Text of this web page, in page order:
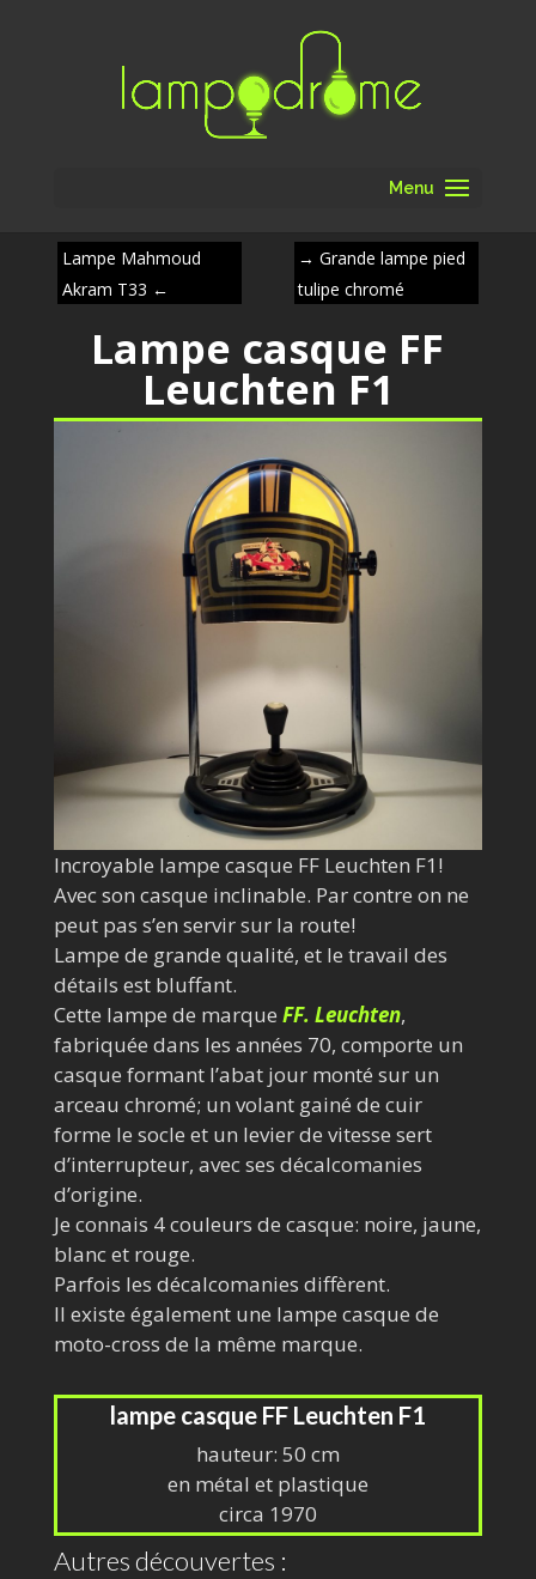
Menu
Lampe Mahmoud
Akram T33 ←
→ Grande lampe pied
tulipe chromé
Lampe casque FF
Leuchten F1
Incroyable lampe casque FF Leuchten F1!
Avec son casque inclinable. Par contre on ne
peut pas s’en servir sur la route!
Lampe de grande qualité, et le travail des
détails est bluffant.
Cette lampe de marque FF. Leuchten,
fabriquée dans les années 70, comporte un
casque formant l’abat jour monté sur un
arceau chromé; un volant gainé de cuir
forme le socle et un levier de vitesse sert
d’interrupteur, avec ses décalcomanies
d’origine.
Je connais 4 couleurs de casque: noire, jaune,
blanc et rouge.
Parfois les décalcomanies diffèrent.
Il existe également une lampe casque de
moto-cross de la même marque.
lampe casque FF Leuchten F1
hauteur: 50 cm
en métal et plastique
circa 1970
Autres découvertes :